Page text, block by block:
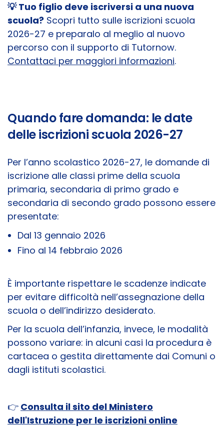
💡 Tuo figlio deve iscriversi a una nuova
scuola? Scopri tutto sulle iscrizioni scuola
2026-27 e preparalo al meglio al nuovo
percorso con il supporto di Tutornow.
Contattaci per maggiori informazioni.
Quando fare domanda: le date
delle iscrizioni scuola 2026-27
Per l’anno scolastico 2026-27, le domande di
iscrizione alle classi prime della scuola
primaria, secondaria di primo grado e
secondaria di secondo grado possono essere
presentate:
Dal 13 gennaio 2026
Fino al 14 febbraio 2026
È importante rispettare le scadenze indicate
per evitare difficoltà nell’assegnazione della
scuola o dell’indirizzo desiderato.
Per la scuola dell’infanzia, invece, le modalità
possono variare: in alcuni casi la procedura è
cartacea o gestita direttamente dai Comuni o
dagli istituti scolastici.
👉 Consulta il sito del Ministero
dell'Istruzione per le iscrizioni online